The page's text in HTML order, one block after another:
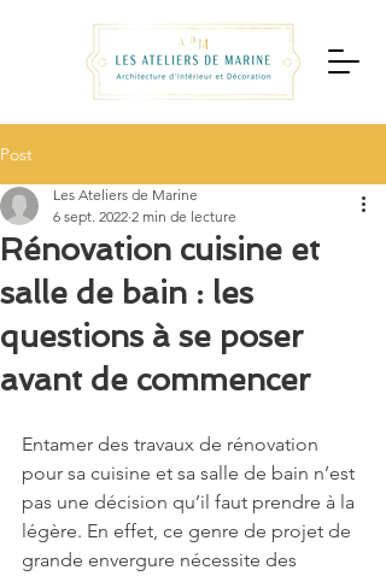
Post
Rénovation cuisine et
salle de bain : les
questions à se poser
avant de commencer
Les Ateliers de Marine
6 sept. 2022 2 min de lecture
Entamer des travaux de rénovation
pour sa cuisine et sa salle de bain n’est
pas une décision qu’il faut prendre à la
légère. En effet, ce genre de projet de
grande envergure nécessite des